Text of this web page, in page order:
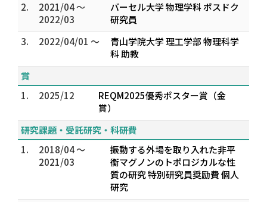
2.
2021/04 ～
2022/03
バーセル大学 物理学科 ポスドク
研究員
3.
2022/04/01 ～
青山学院大学 理工学部 物理科学
科 助教
賞
1.
2025/12
REQM2025優秀ポスター賞（金
賞）
研究課題・受託研究・科研費
1.
2018/04 ～
2021/03
振動する外場を取り入れた非平
衡マグノンのトポロジカルな性
質の研究 特別研究員奨励費 個人
研究